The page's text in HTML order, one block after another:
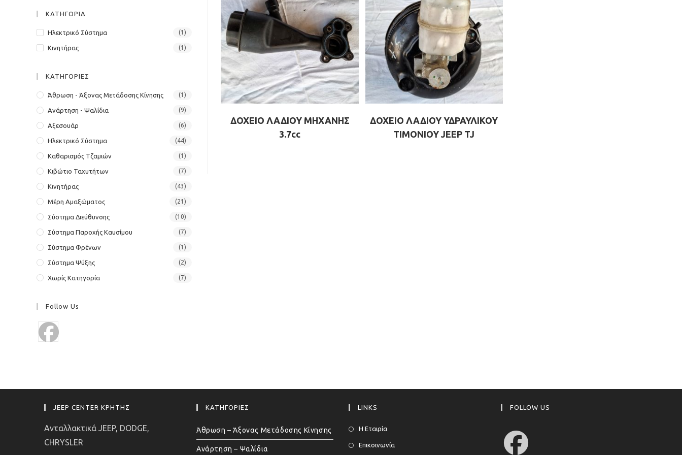
ΔΟΧΕΙΟ ΛΑΔΙΟΥ ΜΗΧΑΝΗΣ
3.7cc
ΔΟΧΕΙΟ ΛΑΔΙΟΥ ΥΔΡΑΥΛΙΚΟΥ
ΤΙΜΟΝΙΟΥ JEEP TJ
ΚΑΤΗΓΟΡΙΑ
Ηλεκτρικό Σύστημα (1)
Κινητήρας (1)
ΚΑΤΗΓΟΡΙΕΣ
Άθρωση - Άξονας Μετάδοσης Κίνησης (1)
Ανάρτηση - Ψαλίδια (9)
Αξεσουάρ (6)
Ηλεκτρικό Σύστημα (44)
Καθαρισμός Τζαμιών (1)
Κιβώτιο Ταχυτήτων (7)
Κινητήρας (43)
Μέρη Αμαξώματος (21)
Σύστημα Διεύθυνσης (10)
Σύστημα Παροχής Καυσίμου (7)
Σύστημα Φρένων (1)
Σύστημα Ψύξης (2)
Χωρίς Κατηγορία (7)
Follow Us
JEEP CENTER ΚΡΗΤΗΣ
Ανταλλακτικά JEEP, DODGE,
CHRYSLER
ΚΑΤΗΓΟΡΙΕΣ
Άθρωση – Άξονας Μετάδοσης Κίνησης
Ανάρτηση – Ψαλίδια
LINKS
Η Εταιρία
Επικοινωνία
FOLLOW US